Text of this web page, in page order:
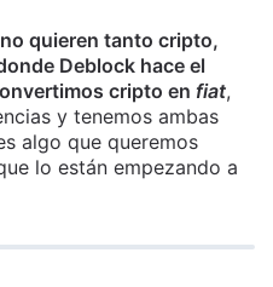
quieren tanto cripto,
Deblock hace el
cripto en fiat,
y tenemos ambas
algo que queremos
lo están empezando a